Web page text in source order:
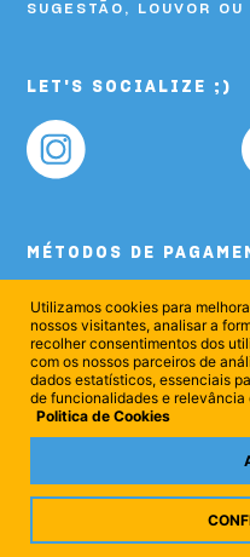
SUGESTÃO, LOUVOR OU
LET'S SOCIALIZE ;)
MÉTODOS DE
© 2025
Utilizamos cookies para
nossos visitantes, analisar a
recolher consentimentos dos
com os nossos parceiros de
dados estatísticos, essenciais
de funcionalidades e
Politica de Cookies